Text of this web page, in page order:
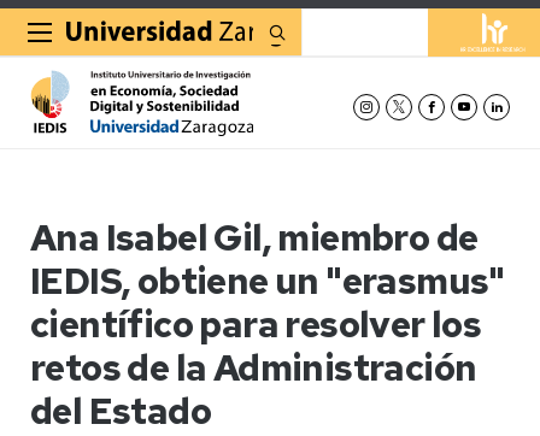
Ana Isabel Gil, miembro de
IEDIS, obtiene un "erasmus"
científico para resolver los
retos de la Administración
del Estado